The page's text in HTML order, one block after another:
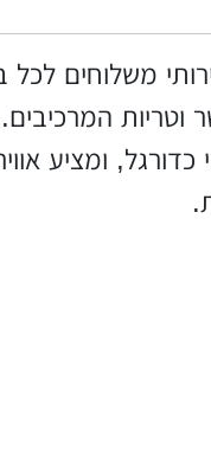
משלוחים
המרכיבים.
ומציע